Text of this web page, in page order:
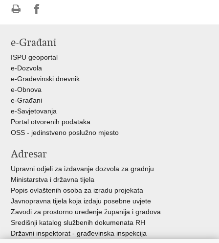
FacebookuTwitteru
e-Građani
ISPU geoportal
e-Dozvola
e-Građevinski dnevnik
e-Obnova
e-Građani
e-Savjetovanja
Portal otvorenih podataka
OSS - jedinstveno poslužno mjesto
Adresar
Upravni odjeli za izdavanje dozvola za gradnju
Ministarstva i državna tijela
Popis ovlaštenih osoba za izradu projekata
Javnopravna tijela koja izdaju posebne uvjete
Zavodi za prostorno uređenje županija i gradova
Središnji katalog službenih dokumenata RH
Državni inspektorat - građevinska inspekcija